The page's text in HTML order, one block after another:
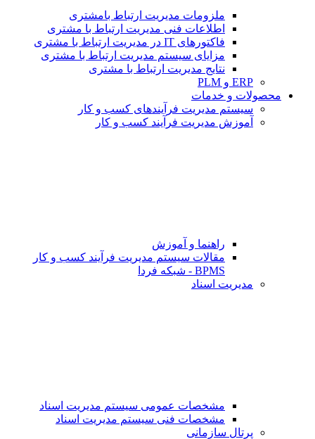
ملزومات مدیریت ارتباط بامشتری
اطلاعات فنی مدیریت ارتباط با مشتری
فاکتورهای IT در مدیریت ارتباط با مشتری
مزایای سیستم مدیریت ارتباط با مشتری
نتایج مدیریت ارتباط با مشتری
ERP و PLM
محصولات و خدمات
سیستم مدیریت فرآیندهای کسب و کار
آموزش مدیریت فرآیند کسب و کار
راهنما و آموزش
مقالات سیستم مدیریت فرآیند کسب و کار
BPMS - شبکه فردا
مدیریت اسناد
مشخصات عمومی سیستم مدیریت اسناد
مشخصات فنی سیستم مدیریت اسناد
پرتال سازمانی